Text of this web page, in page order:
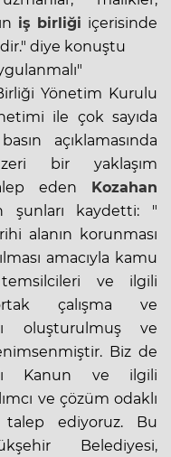
iş birliği içerisinde
diye konuştu
Yönetim Kurulu
ile çok sayıda
açıklamasında
bir yaklaşım
eden Kozahan
şunları kaydetti: "
alanın korunması
amacıyla kamu
ve ilgili
çalışma ve
oluşturulmuş ve
Biz de
Kanun ve ilgili
ve çözüm odaklı
talep ediyoruz. Bu
Belediyesi,